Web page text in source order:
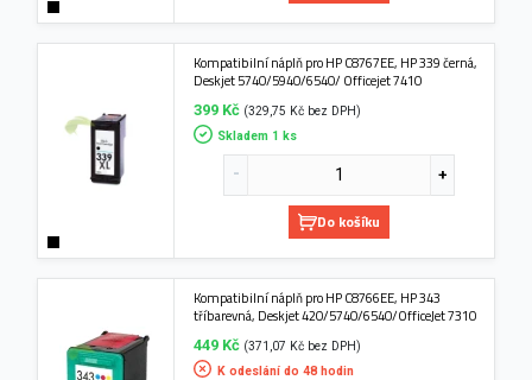
Kompatibilní náplň pro HP C8767EE, HP 339 černá,
Deskjet 5740/5940/6540/ Officejet 7410
399 Kč (329,75 Kč bez DPH)
Skladem 1 ks
Do košíku
Kompatibilní náplň pro HP C8766EE, HP 343
tříbarevná, Deskjet 420/5740/6540/OfficeJet 7310
449 Kč (371,07 Kč bez DPH)
K odeslání do 48 hodin